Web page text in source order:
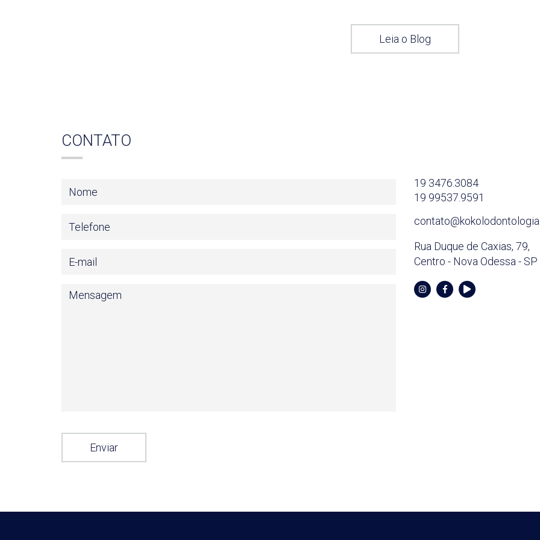
Leia o Blog
CONTATO
Enviar
19 3476.3084
19 99537.9591
Rua Duque de Caxias, 79,
Centro - Nova Odessa - SP